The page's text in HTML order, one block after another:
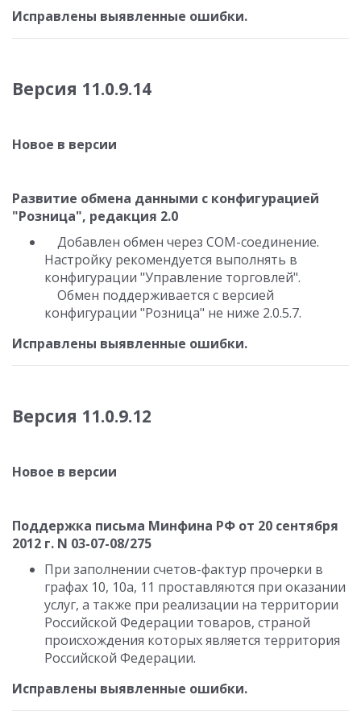
Исправлены выявленные ошибки.
Версия 11.0.9.14
Новое в версии
Развитие обмена данными с конфигурацией
"Розница", редакция 2.0
Добавлен обмен через COM-соединение.
Настройку рекомендуется выполнять в
конфигурации "Управление торговлей".
Обмен поддерживается с версией
конфигурации "Розница" не ниже 2.0.5.7.
Исправлены выявленные ошибки.
Версия 11.0.9.12
Новое в версии
Поддержка письма Минфина РФ от 20 сентября
2012 г. N 03-07-08/275
При заполнении счетов-фактур прочерки в
графах 10, 10а, 11 проставляются при оказании
услуг, а также при реализации на территории
Российской Федерации товаров, страной
происхождения которых является территория
Российской Федерации.
Исправлены выявленные ошибки.